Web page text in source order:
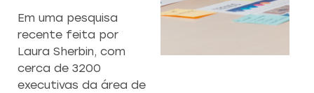
Em uma pesquisa
recente feita por
Laura Sherbin, com
cerca de 3200
executivas da área de